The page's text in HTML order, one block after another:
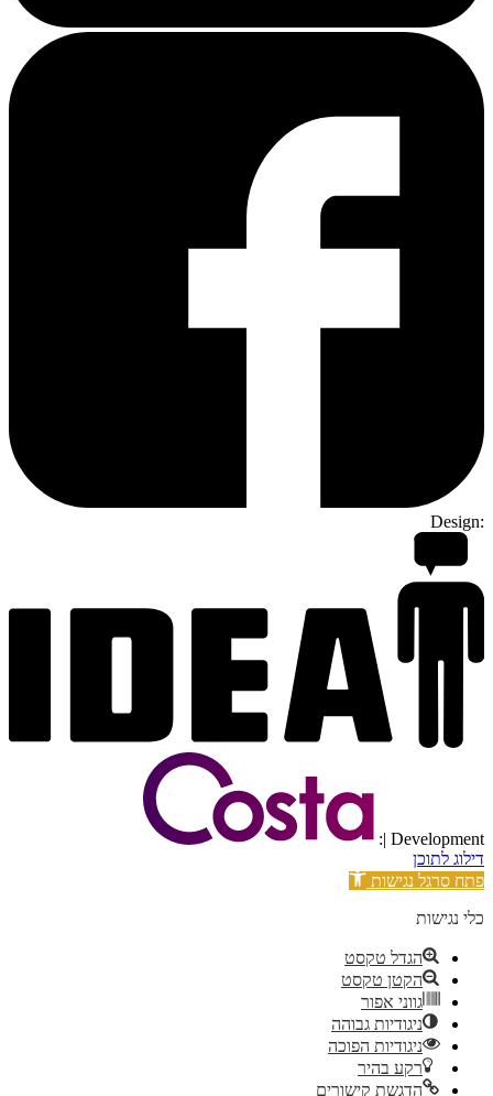
Design:
| Development:
דילוג לתוכן
פתח סרגל נגישות
כלי נגישות
הגדל טקסט
הקטן טקסט
גווני אפור
ניגודיות גבוהה
ניגודיות הפוכה
רקע בהיר
הדגשת קישורים